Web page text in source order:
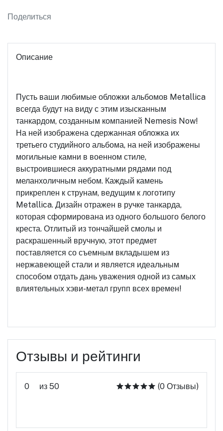
Поделиться
Описание
Пусть ваши любимые обложки альбомов Metallica
всегда будут на виду с этим изысканным
танкардом, созданным компанией Nemesis Now!
На ней изображена сдержанная обложка их
третьего студийного альбома, на ней изображены
могильные камни в военном стиле,
выстроившиеся аккуратными рядами под
меланхоличным небом. Каждый камень
прикреплен к струнам, ведущим к логотипу
Metallica. Дизайн отражен в ручке танкарда,
которая сформирована из одного большого белого
креста. Отлитый из тончайшей смолы и
раскрашенный вручную, этот предмет
поставляется со съемным вкладышем из
нержавеющей стали и является идеальным
способом отдать дань уважения одной из самых
влиятельных хэви-метал групп всех времен!
Отзывы и рейтинги
0 из 50 (0 Отзывы)